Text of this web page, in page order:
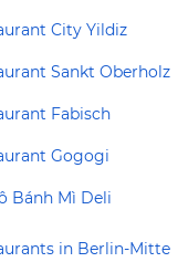
City Yildiz
Sankt Oberholz
Fabisch
Gogogi
Bánh Mì Deli
in Berlin-Mitte